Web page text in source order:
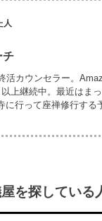
人
チ
活カウンセラー。
上継続中。最近はま
に行って座禅修行する
を探している